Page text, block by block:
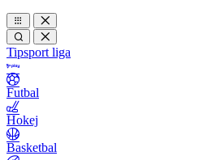
Tipsport liga
Futbal
Hokej
Basketbal